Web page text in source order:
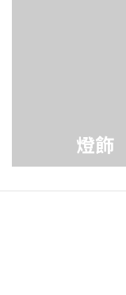
燈飾